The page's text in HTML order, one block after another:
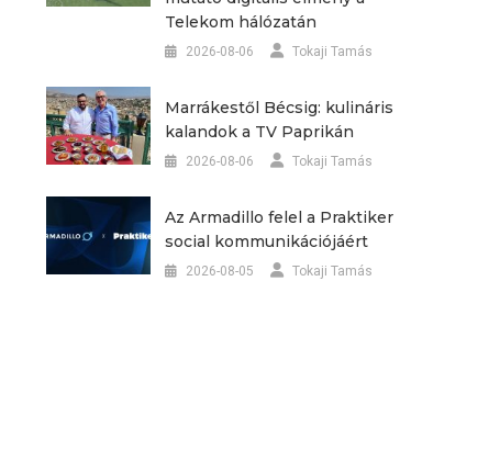
Telekom hálózatán
2026-08-06 Tokaji Tamás
Marrákestől Bécsig: kulináris
kalandok a TV Paprikán
2026-08-06 Tokaji Tamás
Az Armadillo felel a Praktiker
social kommunikációjáért
2026-08-05 Tokaji Tamás